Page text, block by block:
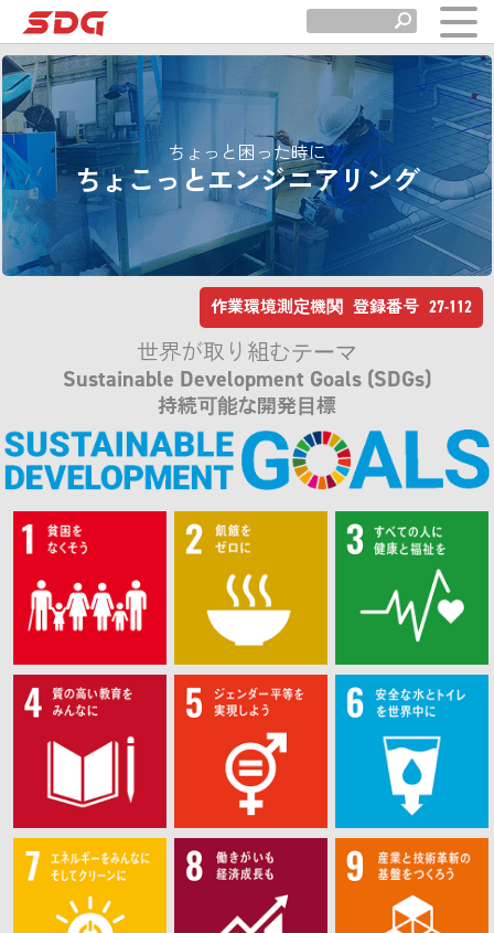
ちょっと困った時に
ちょこっとエンジニアリング
作業環境測定機関 登録番号 27-112
世界が取り組むテーマ
Sustainable Development Goals (SDGs)
持続可能な開発目標